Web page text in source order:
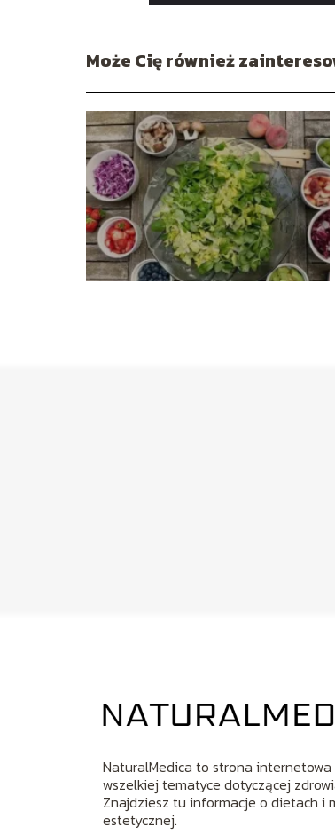
Może Cię również
NaturalMedica to strona internetowa
wszelkiej tematyce dotyczącej
Znajdziesz tu informacje o dietach i
estetycznej.